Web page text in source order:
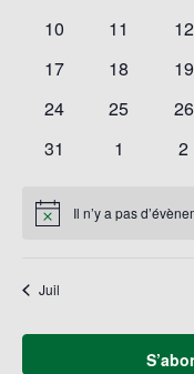
0
10
0
11
0
12
0
17
0
18
0
19
0
24
0
25
0
26
0
31
0
1
0
2
Notice Il n’y a pas
Juil